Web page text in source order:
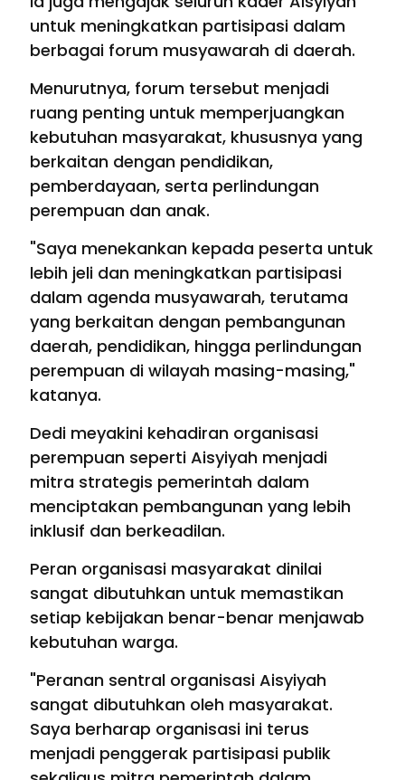
untuk meningkatkan partisipasi dalam
berbagai forum musyawarah di daerah.
Menurutnya, forum tersebut menjadi
ruang penting untuk memperjuangkan
kebutuhan masyarakat, khususnya yang
berkaitan dengan pendidikan,
pemberdayaan, serta perlindungan
perempuan dan anak.
"Saya menekankan kepada peserta untuk
lebih jeli dan meningkatkan partisipasi
dalam agenda musyawarah, terutama
yang berkaitan dengan pembangunan
daerah, pendidikan, hingga perlindungan
perempuan di wilayah masing-masing,"
katanya.
Dedi meyakini kehadiran organisasi
perempuan seperti Aisyiyah menjadi
mitra strategis pemerintah dalam
menciptakan pembangunan yang lebih
inklusif dan berkeadilan.
Peran organisasi masyarakat dinilai
sangat dibutuhkan untuk memastikan
setiap kebijakan benar-benar menjawab
kebutuhan warga.
"Peranan sentral organisasi Aisyiyah
sangat dibutuhkan oleh masyarakat.
Saya berharap organisasi ini terus
menjadi penggerak partisipasi publik